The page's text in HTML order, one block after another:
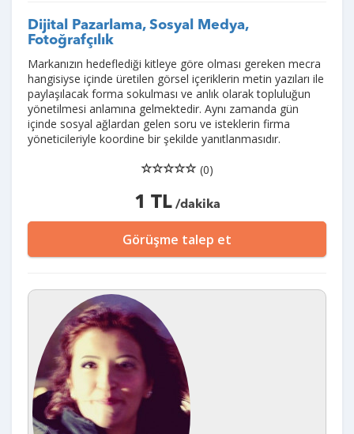
Dijital Pazarlama, Sosyal Medya,
Fotoğrafçılık
Markanızın hedeflediği kitleye göre olması gereken mecra
hangisiyse içinde üretilen görsel içeriklerin metin yazıları ile
paylaşılacak forma sokulması ve anlık olarak topluluğun
yönetilmesi anlamına gelmektedir. Aynı zamanda gün
içinde sosyal ağlardan gelen soru ve isteklerin firma
yöneticileriyle koordine bir şekilde yanıtlanmasıdır.
(0)
1 TL/dakika
Görüşme talep et